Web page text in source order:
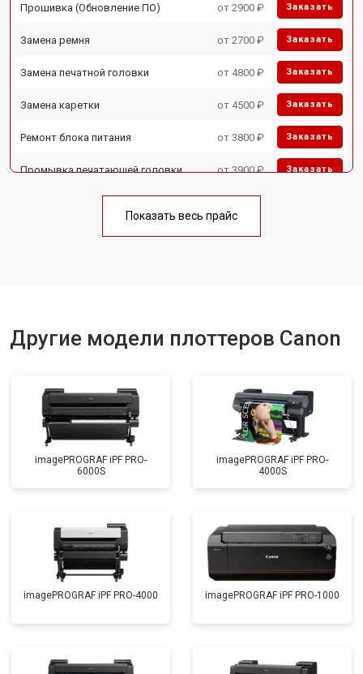
Прошивка (Обновление ПО) от 2900 ₽ Заказать
Замена ремня от 2700 ₽ Заказать
Замена печатной головки от 4800 ₽ Заказать
Замена каретки от 4500 ₽ Заказать
Ремонт блока питания от 3800 ₽ Заказать
Промывка печатающей головки от 3900 ₽ Заказать
Показать весь прайс
Другие модели плоттеров Canon
imagePROGRAF iPF PRO-
6000S
imagePROGRAF iPF PRO-
4000S
imagePROGRAF iPF PRO-4000 imagePROGRAF iPF PRO-1000